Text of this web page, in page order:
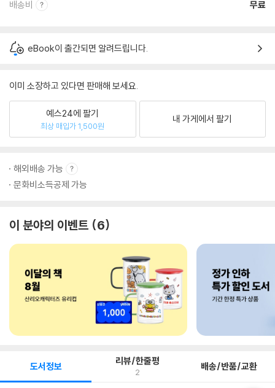
배송비 무료
eBook이 출간되면 알려드립니다.
이미 소장하고 있다면 판매해 보세요.
예스24에 팔기
최상 매입가 1,500원
내 가게에서 팔기
해외배송 가능
문화비소득공제 가능
이 분야의 이벤트 6
도서정보 리뷰/한줄평
2 배송/반품/교환